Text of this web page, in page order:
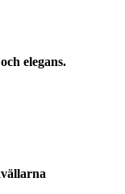
elegans.